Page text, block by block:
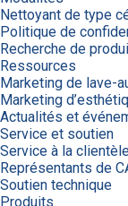
Nettoyant de type
Politique de
Recherche de
Ressources
Marketing de lave-
Marketing
Actualités et
Service et soutien
Service à la
Représentants de
Soutien technique
Produits